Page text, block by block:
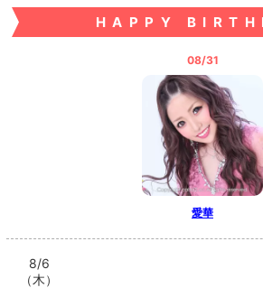
HAPPY
08/31
愛華
8/6
（木）